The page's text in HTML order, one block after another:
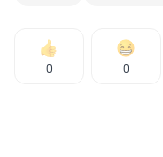
0 0